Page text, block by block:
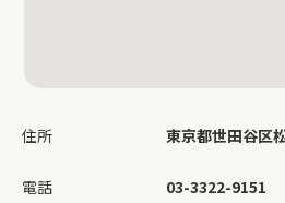
住所 東京都世田谷区
電話 03-3322-9151